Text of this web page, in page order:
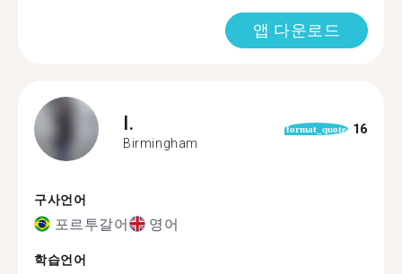
앱 다운로드
I.
Birmingham
format_quote 16
구사언어
포르투갈어 영어
학습언어